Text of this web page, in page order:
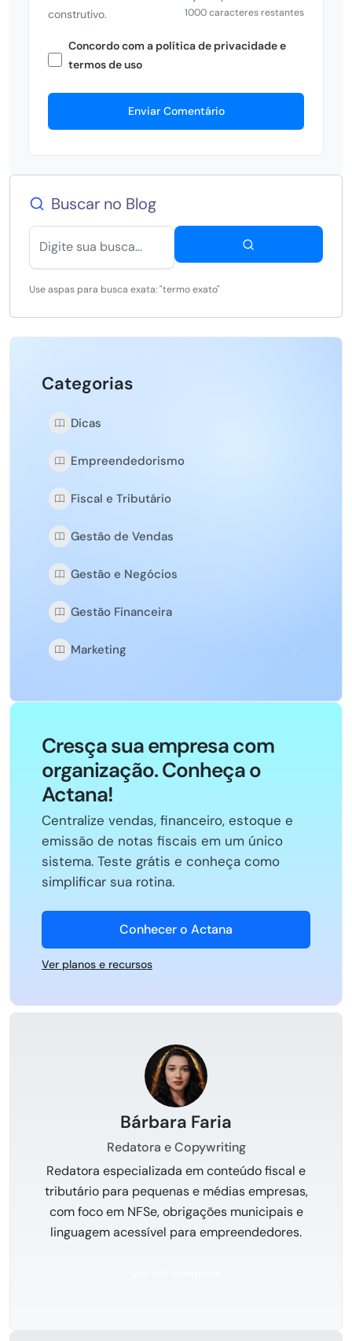
construtivo.
1000 caracteres restantes
Concordo com a política de privacidade e
termos de uso
Enviar Comentário
Buscar no Blog
Use aspas para busca exata: "termo exato"
Categorias
Dicas
Empreendedorismo
Fiscal e Tributário
Gestão de Vendas
Gestão e Negócios
Gestão Financeira
Marketing
Cresça sua empresa com
organização. Conheça o
Actana!
Centralize vendas, financeiro, estoque e
emissão de notas fiscais em um único
sistema. Teste grátis e conheça como
simplificar sua rotina.
Conhecer o Actana
Ver planos e recursos
Bárbara Faria
Redatora e Copywriting
Redatora especializada em conteúdo fiscal e
tributário para pequenas e médias empresas,
com foco em NFSe, obrigações municipais e
linguagem acessível para empreendedores.